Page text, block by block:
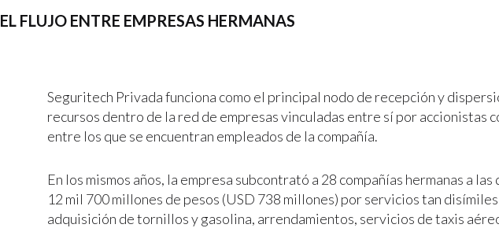
EL FLUJO ENTRE EMPRESAS HERMANAS
Seguritech Privada funciona como el principal nodo de recepción y
recursos dentro de la red de empresas vinculadas entre sí por accionistas
entre los que se encuentran empleados de la compañía.
En los mismos años, la empresa subcontrató a 28 compañías hermanas a las
12 mil 700 millones de pesos (USD 738 millones) por servicios tan
adquisición de tornillos y gasolina, arrendamientos, servicios de taxis